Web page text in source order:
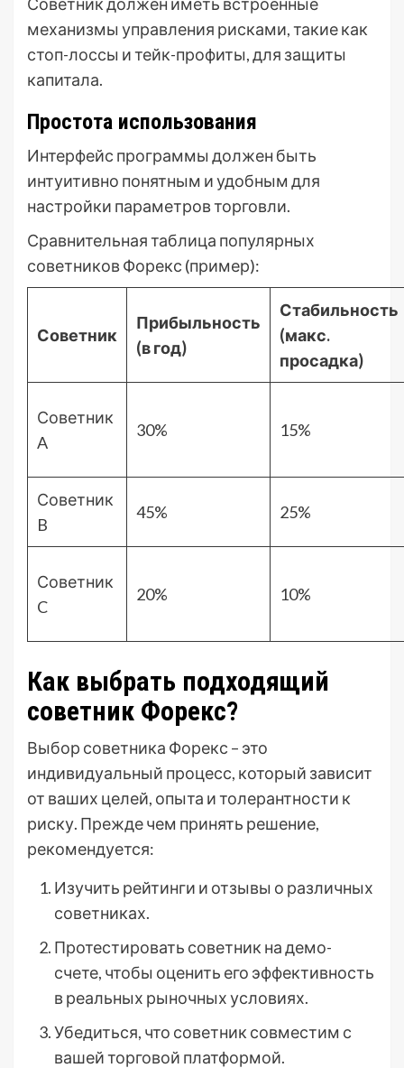
механизмы управления рисками, такие как
стоп-лоссы и тейк-профиты, для защиты
капитала.
Простота использования
Интерфейс программы должен быть
интуитивно понятным и удобным для
настройки параметров торговли.
Сравнительная таблица популярных
советников Форекс (пример):
Советник
Прибыльность
(в год)
Стабильность
(макс.
просадка)
Советник
A
30% 15%
Советник
B
45% 25%
Советник
C
20% 10%
Как выбрать подходящий
советник Форекс?
Выбор советника Форекс – это
индивидуальный процесс, который зависит
от ваших целей, опыта и толерантности к
риску. Прежде чем принять решение,
рекомендуется:
Изучить рейтинги и отзывы о различных
советниках.
Протестировать советник на демо-
счете, чтобы оценить его эффективность
в реальных рыночных условиях.
Убедиться, что советник совместим с
вашей торговой платформой.